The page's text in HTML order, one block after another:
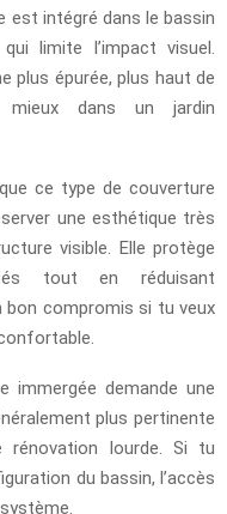
est intégré dans le bassin
limite l’impact visuel.
plus épurée, plus haut de
mieux dans un jardin
ce type de couverture
une esthétique très
visible. Elle protège
tout en réduisant
bon compromis si tu veux
demande une
plus pertinente
lourde. Si tu
du bassin, l’accès